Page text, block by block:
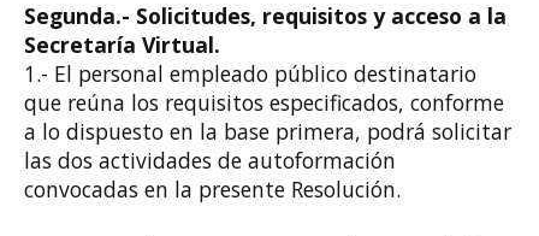
Segunda.- Solicitudes, requisitos y acceso a la
Secretaría Virtual.
1.- El personal empleado público destinatario
que reúna los requisitos especificados, conforme
a lo dispuesto en la base primera, podrá solicitar
las dos actividades de autoformación
convocadas en la presente Resolución.